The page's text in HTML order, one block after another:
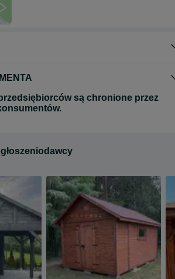
oraz wzory domków na indywidualne
są chronione przez